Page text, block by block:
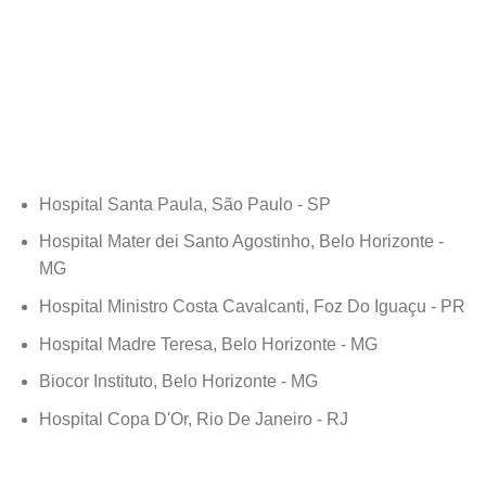
Hospital Santa Paula, São Paulo - SP
Hospital Mater dei Santo Agostinho, Belo Horizonte -
MG
Hospital Ministro Costa Cavalcanti, Foz Do Iguaçu - PR
Hospital Madre Teresa, Belo Horizonte - MG
Biocor Instituto, Belo Horizonte - MG
Hospital Copa D'Or, Rio De Janeiro - RJ